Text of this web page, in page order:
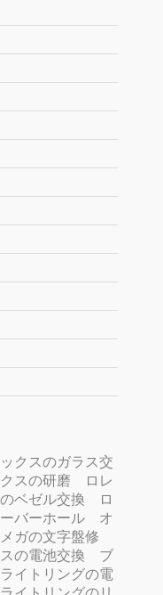
クスのガラス交
スの研磨
ロレ
ベゼル交換
ロ
バーホール
オ
ガの文字盤修
の電池交換
ブ
イトリングの電